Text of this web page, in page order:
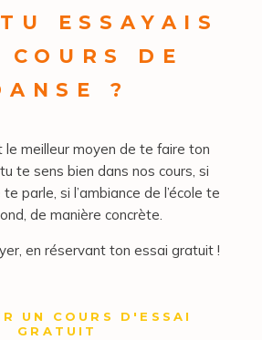
ESSAYAIS
COURS DE
?
le meilleur moyen de te faire ton
te sens bien dans nos cours, si
parle, si l’ambiance de l’école te
de manière concrète.
en réservant ton essai gratuit !
UN COURS D'ESSAI
GRATUIT